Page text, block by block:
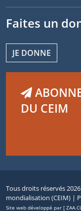
Faites un
JE DONNE
DU CEIM
Tous droits réservés
mondialisation (CEIM) |
Site web développé par [